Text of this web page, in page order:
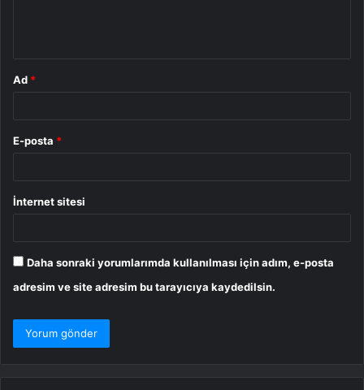
Ad *
E-posta *
İnternet sitesi
Daha sonraki yorumlarımda kullanılması için adım, e-posta
adresim ve site adresim bu tarayıcıya kaydedilsin.